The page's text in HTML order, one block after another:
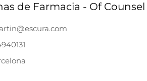
de Farmacia - Of Counsel